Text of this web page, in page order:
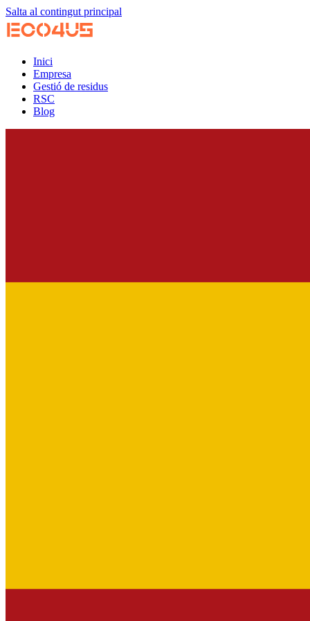
Salta al contingut principal
Inici
Empresa
Gestió de residus
RSC
Blog